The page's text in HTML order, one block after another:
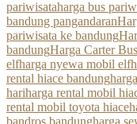
pariwisataharga bus
bandung pangandaran
pariwisata ke bandung
bandungHarga Carter
elfharga nyewa mobil elf
rental hiace bandung
hariharga rental mobil
rental mobil toyota hiace